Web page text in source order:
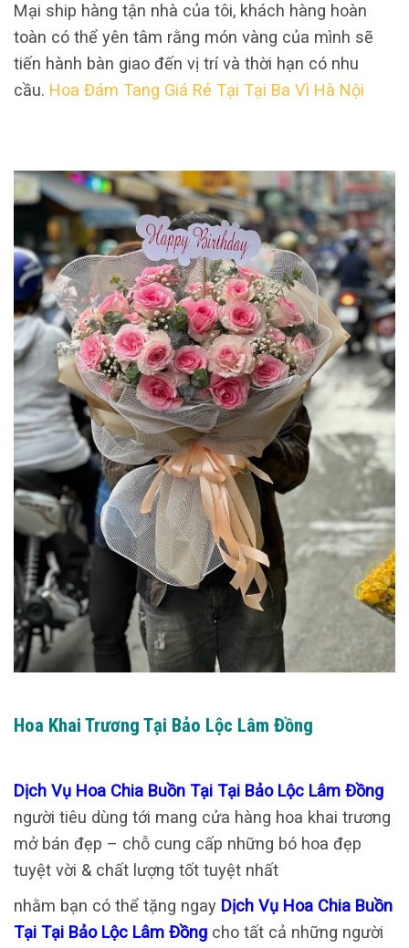
Mại ship hàng tận nhà của tôi, khách hàng hoàn
toàn có thể yên tâm rằng món vàng của mình sẽ
tiến hành bàn giao đến vị trí và thời hạn có nhu
cầu. Hoa Đám Tang Giá Rẻ Tại Tại Ba Vì Hà Nội
Hoa Khai Trương Tại Bảo Lộc Lâm Đồng
Dịch Vụ Hoa Chia Buồn Tại Tại Bảo Lộc Lâm Đồng
người tiêu dùng tới mang cửa hàng hoa khai trương
mở bán đẹp – chỗ cung cấp những bó hoa đẹp
tuyệt vời & chất lượng tốt tuyệt nhất
nhằm bạn có thể tặng ngay Dịch Vụ Hoa Chia Buồn
Tại Tại Bảo Lộc Lâm Đồng cho tất cả những người